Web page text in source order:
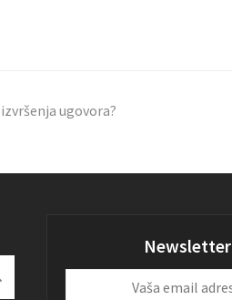
ugovora?
Submit
Newsletter